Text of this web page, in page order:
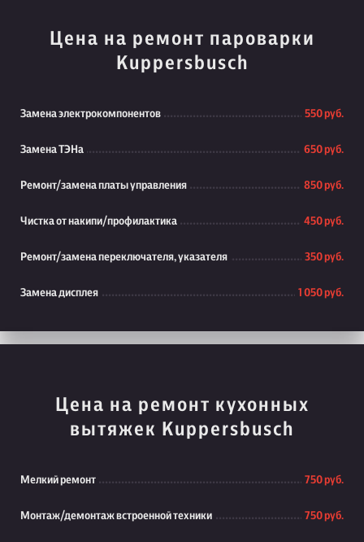
Цена на ремонт пароварки
Kuppersbusch
Замена электрокомпонентов 550 руб.
Замена ТЭНа 650 руб.
Ремонт/замена платы управления 850 руб.
Чистка от накипи/профилактика 450 руб.
Ремонт/замена переключателя, указателя 350 руб.
Замена дисплея 1 050 руб.
Цена на ремонт кухонных
вытяжек Kuppersbusch
Мелкий ремонт 750 руб.
Монтаж/демонтаж встроенной техники 750 руб.